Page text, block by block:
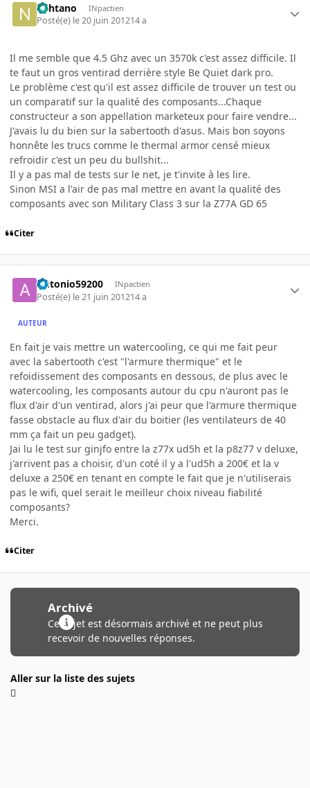
nahtano INpactien
Posté(e) le 20 juin 201214 a
Il me semble que 4.5 Ghz avec un 3570k c'est assez difficile. Il
te faut un gros ventirad derrière style Be Quiet dark pro.
Le problème c'est qu'il est assez difficile de trouver un test ou
un comparatif sur la qualité des composants...Chaque
constructeur a son appellation marketeux pour faire vendre...
J'avais lu du bien sur la sabertooth d'asus. Mais bon soyons
honnête les trucs comme le thermal armor censé mieux
refroidir c'est un peu du bullshit...
Il y a pas mal de tests sur le net, je t'invite à les lire.
Sinon MSI a l'air de pas mal mettre en avant la qualité des
composants avec son Military Class 3 sur la Z77A GD 65
Citer
Antonio59200 INpactien
Posté(e) le 21 juin 201214 a
AUTEUR
En fait je vais mettre un watercooling, ce qui me fait peur
avec la sabertooth c'est "l'armure thermique" et le
refoidissement des composants en dessous, de plus avec le
watercooling, les composants autour du cpu n'auront pas le
flux d'air d'un ventirad, alors j'ai peur que l'armure thermique
fasse obstacle au flux d'air du boitier (les ventilateurs de 40
mm ça fait un peu gadget).
Jai lu le test sur ginjfo entre la z77x ud5h et la p8z77 v deluxe,
j'arrivent pas a choisir, d'un coté il y a l'ud5h a 200€ et la v
deluxe a 250€ en tenant en compte le fait que je n'utiliserais
pas le wifi, quel serait le meilleur choix niveau fiabilité
composants?
Merci.
Citer
Archivé
Ce sujet est désormais archivé et ne peut plus
recevoir de nouvelles réponses.
Aller sur la liste des sujets